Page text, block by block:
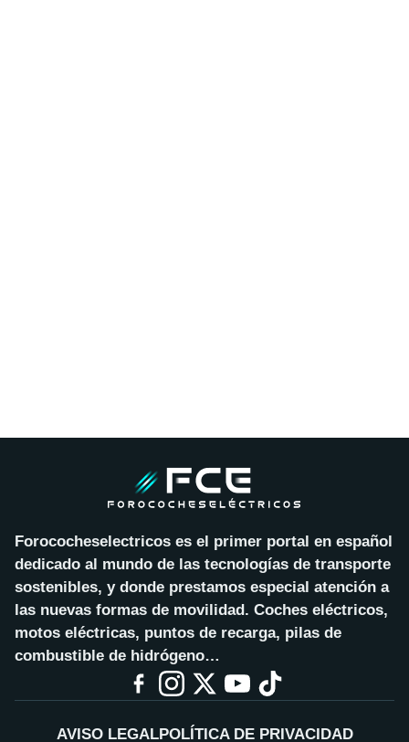
Forococheselectricos es el primer portal en español
dedicado al mundo de las tecnologías de transporte
sostenibles, y donde prestamos especial atención a
las nuevas formas de movilidad. Coches eléctricos,
motos eléctricas, puntos de recarga, pilas de
combustible de hidrógeno…
AVISO LEGALPOLÍTICA DE PRIVACIDAD